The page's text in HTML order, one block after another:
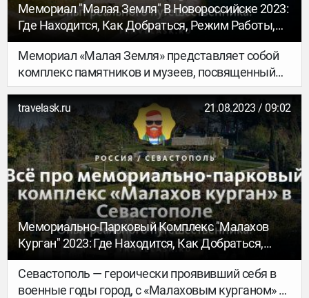
Мемориал "Малая Земля" В Новороссийске 2023:
Где Находится, Как Добраться, Режим Работы,
Цены, Что Посмотреть
Мемориал «Малая Земля» представляет собой
комплекс памятников и музеев, посвященный
советским героям Великой Отечественной
Войны. На территории мемориала солдаты
держали оборону города, что завершилось его
освобождением от немецкой армии. Комплекс
возведен на берегу Чёрного моря в
Новороссийске.
travelask.ru 21.08.2023 / 09:02
Мемориально-Парковый Комплекс "Малахов
Курган" 2023: Где Находится, Как Добраться,
Режим Работы, Цены, Что Посмотреть
Севастополь — героически проявивший себя в
военные годы город, с «Малаховым курганом» в